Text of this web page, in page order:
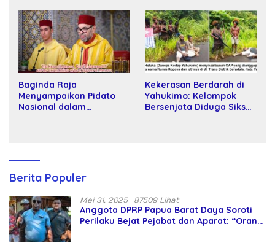
Baginda Raja
Menyampaikan Pidato
Nasional dalam
Kekerasan Berdarah di
Yahukimo: Kelompok
Bersenjata Diduga Siksa
Berita Populer
Mei 31, 2025 87509 Lihat
Anggota DPRP Papua Barat Daya Soroti
Perilaku Bejat Pejabat dan Aparat: “Orang